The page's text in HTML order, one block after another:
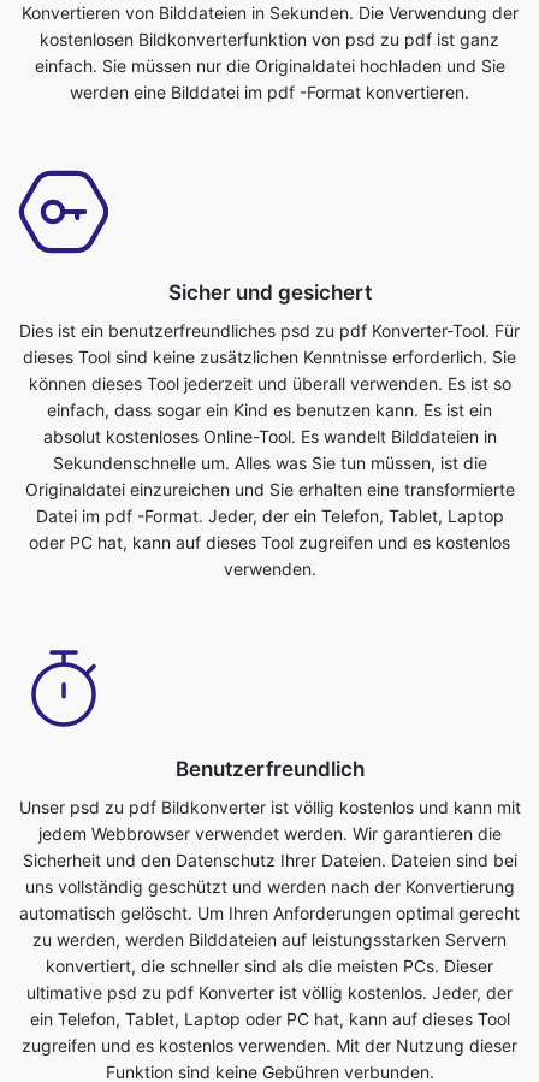
Dies ist ein benutzerfreundliches psd zu pdf Konverter-Tool. Für
dieses Tool sind keine zusätzlichen Kenntnisse erforderlich. Sie
einfach, dass sogar ein Kind es benutzen kann. Es ist ein
absolut kostenloses Online-Tool. Es wandelt Bilddateien in
Sekundenschnelle um. Alles was Sie tun müssen, ist die
Originaldatei einzureichen und Sie erhalten eine transformierte
Datei im pdf -Format. Jeder, der ein Telefon, Tablet, Laptop
oder PC hat, kann auf dieses Tool zugreifen und es kostenlos
verwenden.
Unser psd zu pdf Bildkonverter ist völlig kostenlos und kann mit
jedem Webbrowser verwendet werden. Wir garantieren die
uns vollständig geschützt und werden nach der Konvertierung
automatisch gelöscht. Um Ihren Anforderungen optimal gerecht
zu werden, werden Bilddateien auf leistungsstarken Servern
konvertiert, die schneller sind als die meisten PCs. Dieser
ultimative psd zu pdf Konverter ist völlig kostenlos. Jeder, der
ein Telefon, Tablet, Laptop oder PC hat, kann auf dieses Tool
zugreifen und es kostenlos verwenden. Mit der Nutzung dieser
Funktion sind keine Gebühren verbunden.